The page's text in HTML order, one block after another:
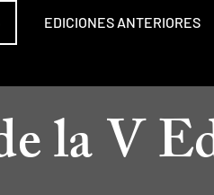
EDICIONES ANTERIORES
la V